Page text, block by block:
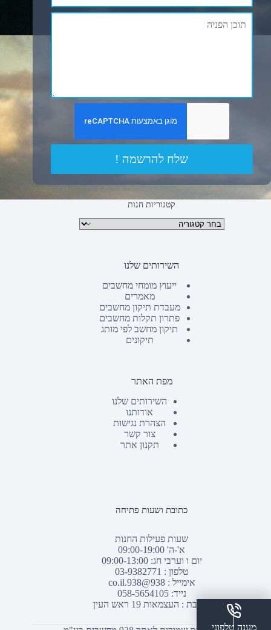
שלח להרשמה !
קטגוריות חנות
קטגוריות מוצרים
השירותים שלנו
ייעוץ מומחי מחשבים
מאמרים
מעבדת תיקון מחשבים
פתרון תקלות מחשבים
תיקון מחשב לפי מותג
תיקונים
מפת האתר
השירותים שלנו
אודותנו
הצהרת נגישות
צור קשר
תקנון אתר
כתובת ושעות פתיחה
שעות פעילות החנות
א'-ה' 09:00-19:00
יום ו וערבי חג: 09:00-13:00
טלפון : 03-9382771
אימייל :938@938.co.il
נייד: 058-5654105
כתובת : העצמאות 19 ראש העין
מענה טלפוני